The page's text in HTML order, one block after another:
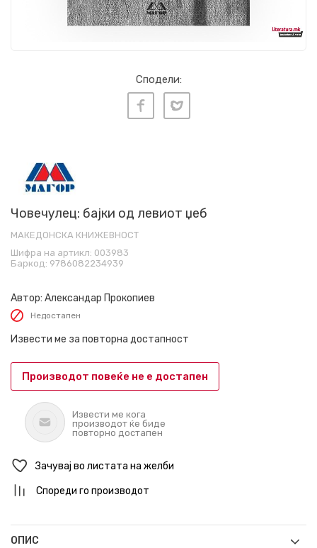
Сподели:
Човечулец: бајки од левиот џеб
МАКЕДОНСКА КНИЖЕВНОСТ
Шифра на артикл: 003983
Баркод: 9786082234939
Автор: Александар Прокопиев
Недостапен
Извести ме за повторна достапност
Производот повеќе не е достапен
Извести ме кога
производот ќе биде
повторно достапен
Зачувај во листата на желби
Спореди го производот
ОПИС